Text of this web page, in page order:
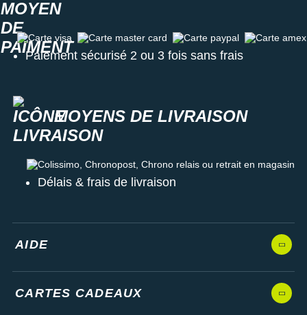
Carte visa Carte master card Carte paypal Carte amex
Paiement sécurisé 2 ou 3 fois sans frais
MOYENS DE LIVRAISON
Colissimo, Chronopost, Chrono relais ou retrait en magasin
Délais & frais de livraison
AIDE
CARTES CADEAUX